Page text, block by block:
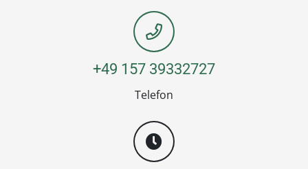
+49 157 39332727
Telefon